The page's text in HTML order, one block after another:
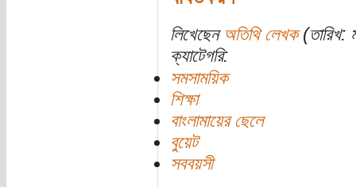
লিখেছেন অতিথি লেখক(তারিখ:
ক্যাটেগরি:
সমসাময়িক
শিক্ষা
বাংলামায়ের ছেলে
বুয়েট
সববয়সী